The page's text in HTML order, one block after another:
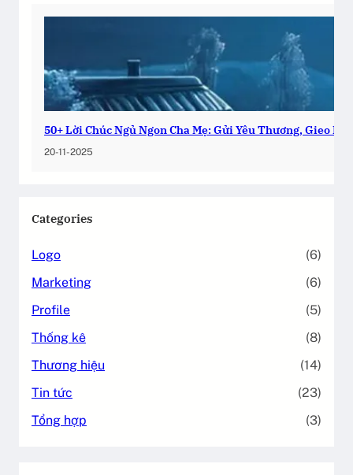
50+ Lời Chúc Ngủ Ngon Cha Mẹ: Gửi Yêu Thương, Gieo
20-11-2025
Categories
Logo
(6)
Marketing
(6)
Profile
(5)
Thống kê
(8)
Thương hiệu
(14)
Tin tức
(23)
Tổng hợp
(3)